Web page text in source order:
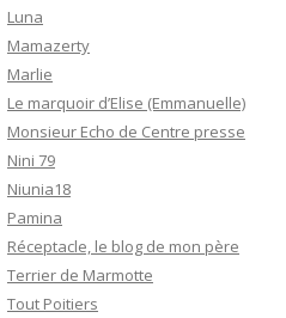
Luna
Mamazerty
Marlie
Le marquoir d’Elise (Emmanuelle)
Monsieur Echo de Centre presse
Nini 79
Niunia18
Pamina
Réceptacle, le blog de mon père
Terrier de Marmotte
Tout Poitiers